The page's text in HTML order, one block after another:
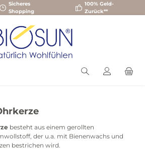
Sicheres
Shopping
100% Geld-
Zurück**
besteht aus einem gerollten
der u.a. mit Bienenwachs und
bestrichen wird.